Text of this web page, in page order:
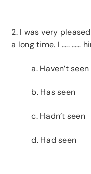
2. I was very
a long time. I ….. ……
a. Haven’t seen
b. Has seen
c. Hadn’t seen
d. Had seen